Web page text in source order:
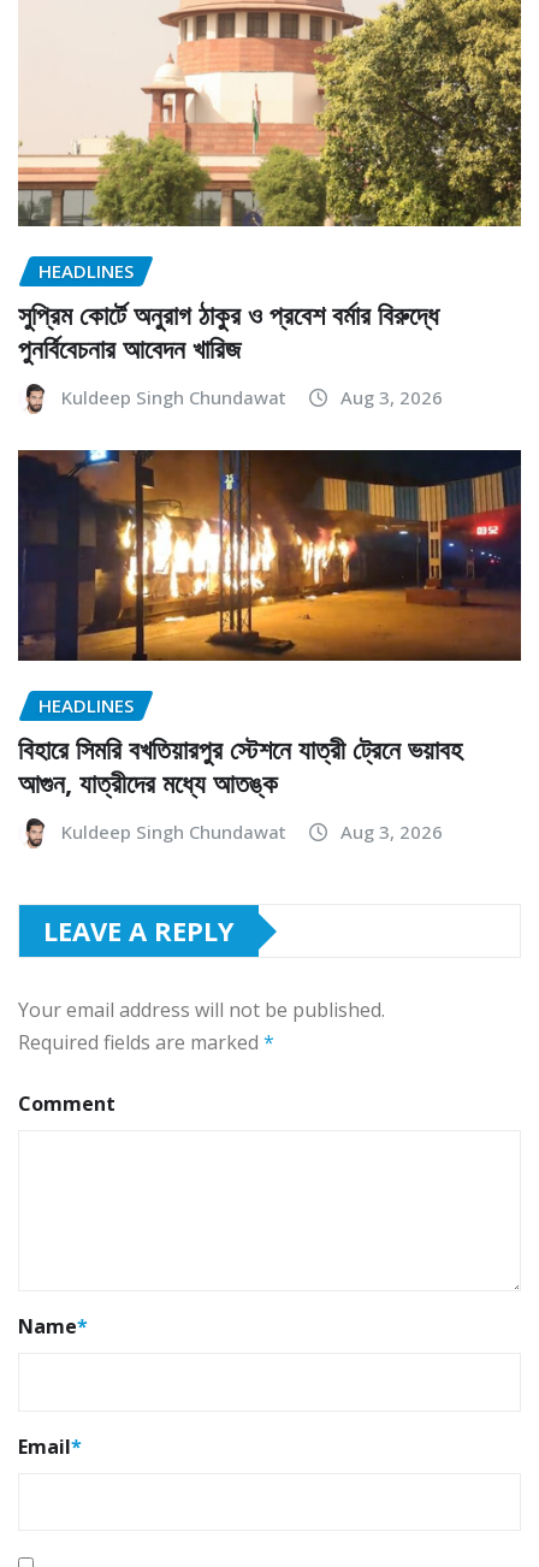
HEADLINES
সুপ্রিম কোর্টে অনুরাগ ঠাকুর ও প্রবেশ বর্মার বিরুদ্ধে
পুনর্বিবেচনার আবেদন খারিজ
Kuldeep Singh Chundawat Aug 3, 2026
HEADLINES
বিহারে সিমরি বখতিয়ারপুর স্টেশনে যাত্রী ট্রেনে ভয়াবহ
আগুন, যাত্রীদের মধ্যে আতঙ্ক
Kuldeep Singh Chundawat Aug 3, 2026
LEAVE A REPLY
Your email address will not be published.
Required fields are marked *
Comment
Name*
Email*